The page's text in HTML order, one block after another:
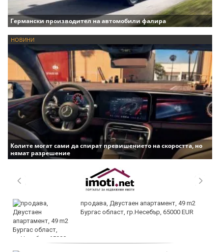
Германски производител на автомобили фалира
НОВИНИ
Колите могат сами да спират превишението на скоростта, но
нямат разрешение
продава, Двустаен апартамент, 49 m2
Бургас област, гр.Несебър, 65000 EUR